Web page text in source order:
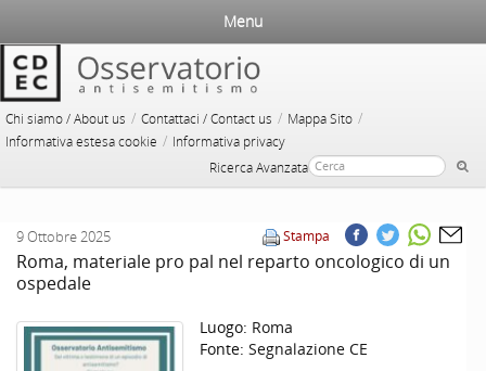
Chi siamo / About us / Contattaci / Contact us / Mappa Sito /
Informativa estesa cookie / Informativa privacy
Ricerca Avanzata
Menu
Stampa
9 Ottobre 2025
Roma, materiale pro pal nel reparto oncologico di un
ospedale
Luogo: Roma
Fonte: Segnalazione CE